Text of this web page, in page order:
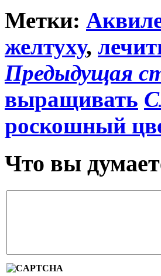
Метки:
желтуху,
Предыдущая
выращивать
роскошный
Что вы